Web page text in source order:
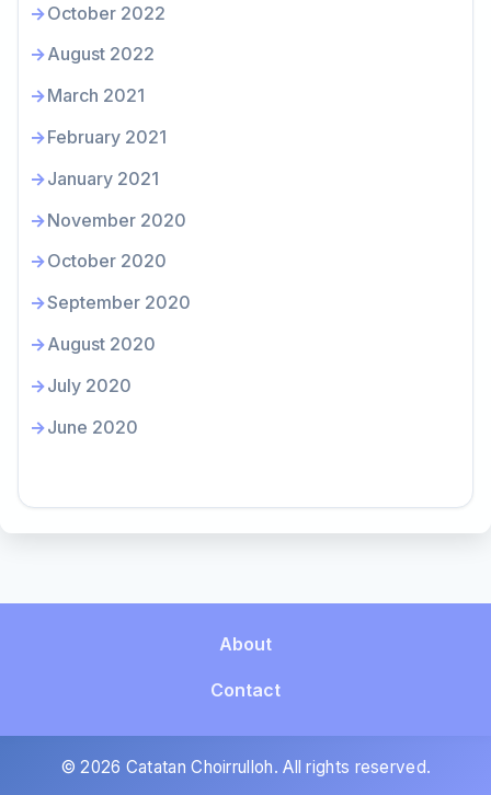
October 2022
August 2022
March 2021
February 2021
January 2021
November 2020
October 2020
September 2020
August 2020
July 2020
June 2020
About
Contact
© 2026 Catatan Choirrulloh. All rights reserved.